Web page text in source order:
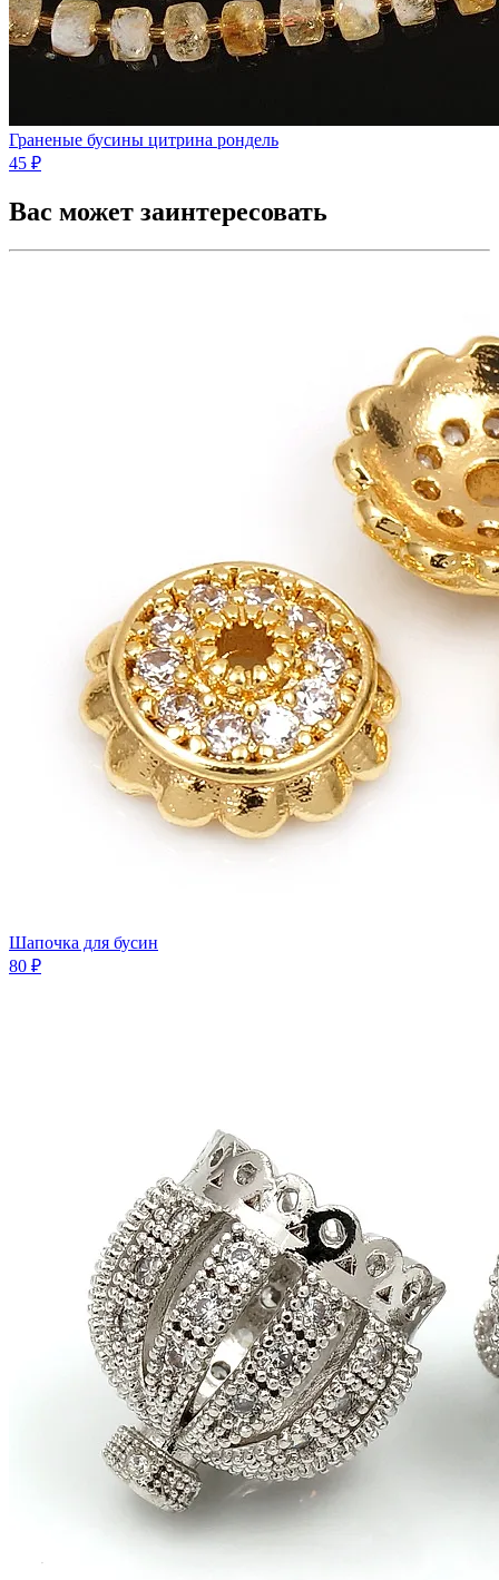
Граненые бусины цитрина рондель
45 ₽
Вас может заинтересовать
Шапочка для бусин
80 ₽